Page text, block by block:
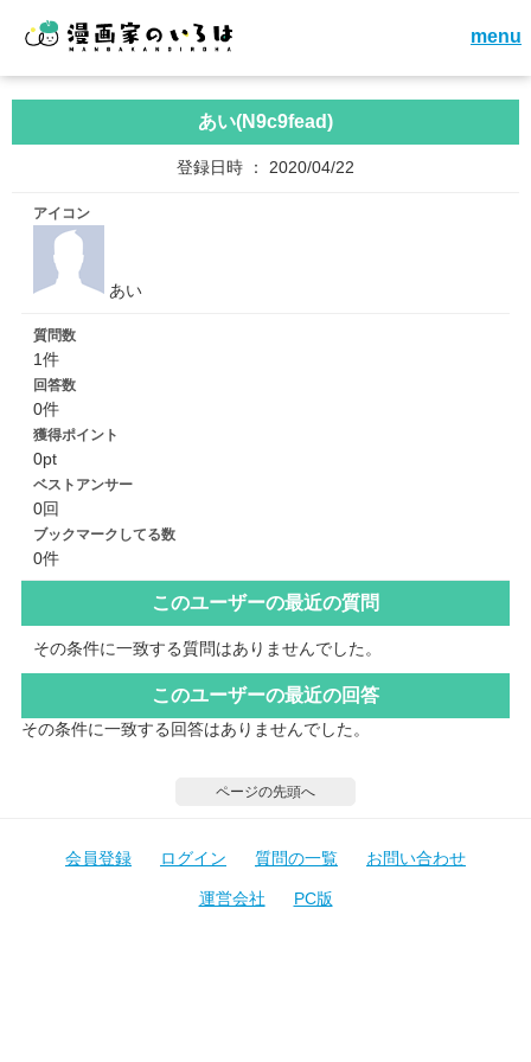
menu
あい(N9c9fead)
登録日時 ： 2020/04/22
アイコン
あい
質問数
1件
回答数
0件
獲得ポイント
0pt
ベストアンサー
0回
ブックマークしてる数
0件
このユーザーの最近の質問
その条件に一致する質問はありませんでした。
このユーザーの最近の回答
その条件に一致する回答はありませんでした。
ページの先頭へ
会員登録 ログイン 質問の一覧 お問い合わせ
運営会社 PC版